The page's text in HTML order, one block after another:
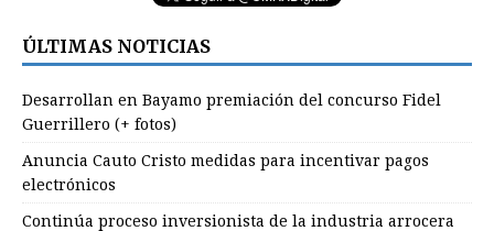
ÚLTIMAS NOTICIAS
Desarrollan en Bayamo premiación del concurso Fidel
Guerrillero (+ fotos)
Anuncia Cauto Cristo medidas para incentivar pagos
electrónicos
Continúa proceso inversionista de la industria arrocera